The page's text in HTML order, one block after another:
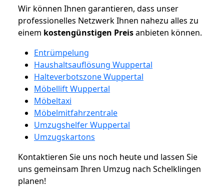
Wir können Ihnen garantieren, dass unser
professionelles Netzwerk Ihnen nahezu alles zu
einem kostengünstigen Preisanbieten können.
Entrümpelung
Haushaltsauflösung Wuppertal
Halteverbotszone Wuppertal
Möbellift Wuppertal
Möbeltaxi
Möbelmitfahrzentrale
Umzugshelfer Wuppertal
Umzugskartons
Kontaktieren Sie uns noch heute und lassen Sie
uns gemeinsam Ihren Umzug nach Schelklingen
planen!